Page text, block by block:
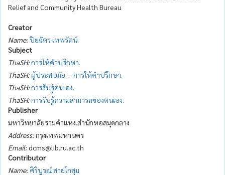
Relief and Community Health Bureau
Creator
Name:ปิยฉัตร เทพรัตน์.
Subject
ThaSH:การให้คำปรึกษา.
ThaSH:ผู้ประสบภัย --การให้คำปรึกษา.
ThaSH:การรับรู้ตนเอง.
ThaSH:การรับรู้ความสามารถของตนเอง.
Publisher
มหาวิทยาลัยรามคำแหง.สำนักหอสมุดกลาง
Address:กรุงเทพมหานคร
Email:dcms@lib.ru.ac.th
Contributor
Name: ศิริบูรณ์ สายโกสุม